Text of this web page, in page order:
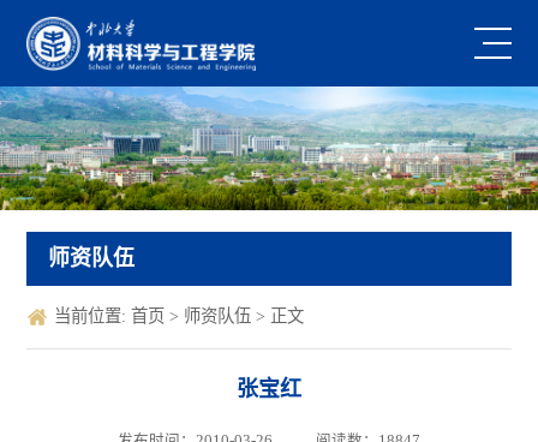
师资队伍
当前位置: 首页 > 师资队伍 > 正文
张宝红